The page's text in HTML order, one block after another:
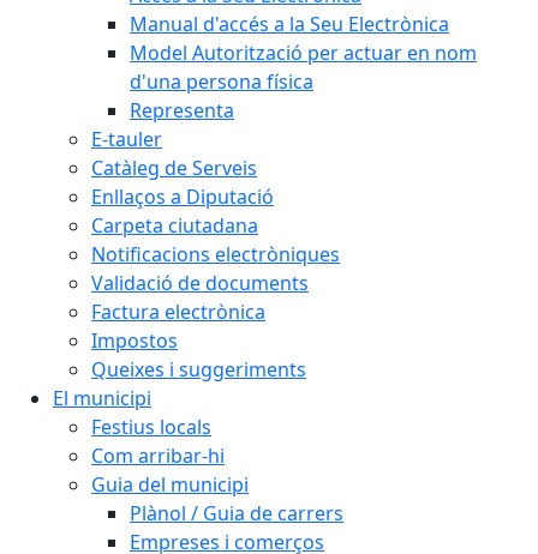
Manual d'accés a la Seu Electrònica
Model Autorització per actuar en nom
d'una persona física
Representa
E-tauler
Catàleg de Serveis
Enllaços a Diputació
Carpeta ciutadana
Notificacions electròniques
Validació de documents
Factura electrònica
Impostos
Queixes i suggeriments
El municipi
Festius locals
Com arribar-hi
Guia del municipi
Plànol / Guia de carrers
Empreses i comerços